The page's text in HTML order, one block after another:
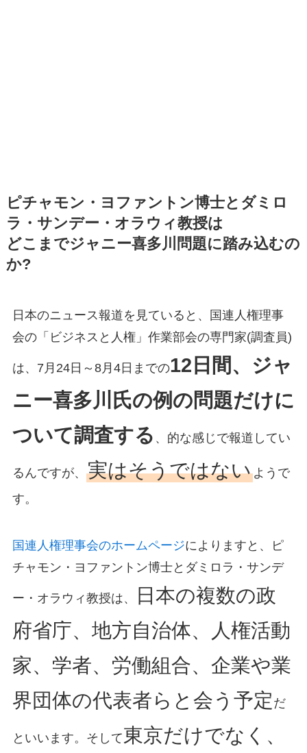
ピチャモン・ヨファントン博士とダミロ
ラ・サンデー・オラウィ教授は
どこまでジャニー喜多川問題に踏み込むの
か?
日本のニュース報道を見ていると、国連人権理事
会の「ビジネスと人権」作業部会の専門家(調査員)
は、7月24日～8月4日までの12日間、ジャ
ニー喜多川氏の例の問題だけに
ついて調査する 、的な感じで報道してい
るんですが、 実はそうではないようで
す。
国連人権理事会のホームページによりますと、ピ
チャモン・ヨファントン博士とダミロラ・サンデ
ー・オラウィ教授は、
日本の複数の政
府省庁、地方自治体、人権活動
家、学者、労働組合、企業や業
界団体の代表者らと会う予定 だ
といいます。そして東京だけでなく、